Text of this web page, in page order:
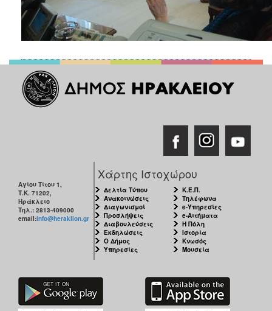
Αγίου Τίτου 1,
Τ.Κ. 71202,
Ηράκλειο
Τηλ.: 2813-409000
email:info@heraklion.gr
Χάρτης Ιστοχώρου
Δελτία Τύπου
Ανακοινώσεις
Διαγωνισμοί
Προσλήψεις
Διαβουλεύσεις
Εκδηλώσεις
Ο Δήμος
Υπηρεσίες
Κ.Ε.Π.
Τηλέφωνα
e-Υπηρεσίες
e-Αιτήματα
Η Πόλη
Ιστορία
Κνωσός
Μουσεία